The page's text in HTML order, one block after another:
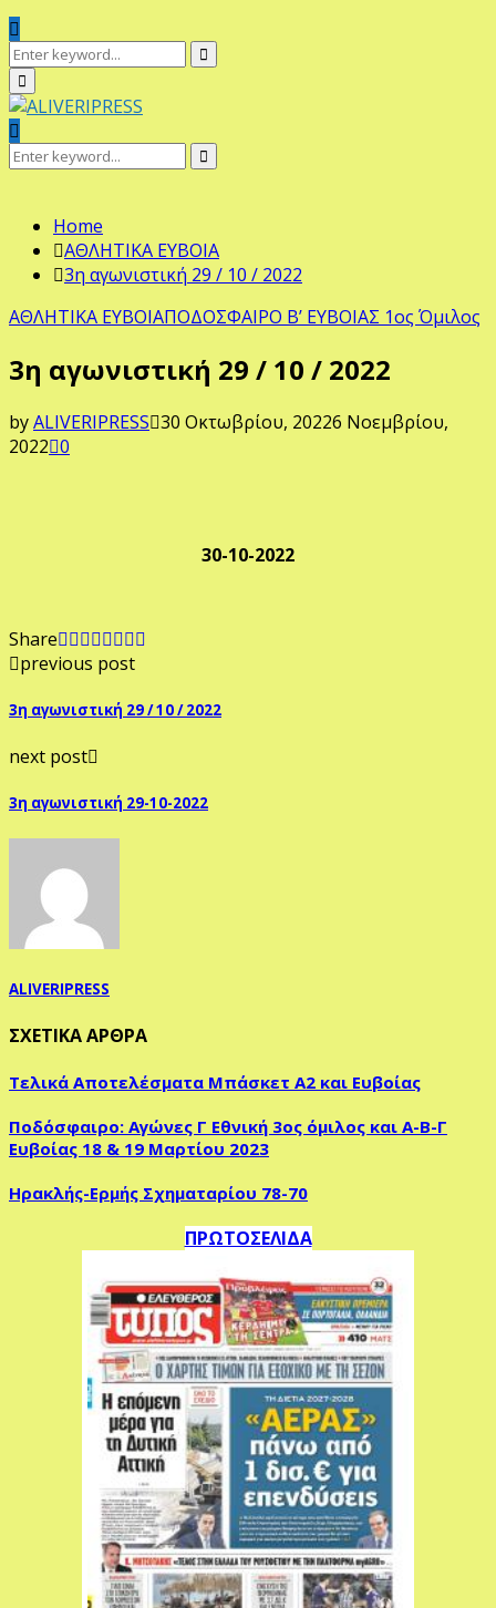
Search
for:
Search
Primary
Menu
Search
Search
Home
ΑΘΛΗΤΙΚΑ ΕΥΒΟΙΑ
3η αγωνιστική 29 / 10 / 2022
ΑΘΛΗΤΙΚΑ ΕΥΒΟΙΑΠΟΔΟΣΦΑΙΡΟ Β’ ΕΥΒΟΙΑΣ 1ος Όμιλος
3η αγωνιστική 29 / 10 / 2022
byALIVERIPRESS 30 Οκτωβρίου, 20226 Νοεμβρίου,
2022 0
30-10-2022
Share
previous post
3η αγωνιστική 29 / 10 / 2022
next post
3η αγωνιστική 29-10-2022
ALIVERIPRESS
ΣΧΕΤΙΚΑ ΑΡΘΡΑ
Τελικά Αποτελέσματα Μπάσκετ Α2 και Ευβοίας
Ποδόσφαιρο: Αγώνες Γ Εθνική 3ος όμιλος και Α-Β-Γ
Ευβοίας 18 & 19 Μαρτίου 2023
Ηρακλής-Ερμής Σχηματαρίου 78-70
ΠΡΩΤΟΣΕΛΙΔΑ